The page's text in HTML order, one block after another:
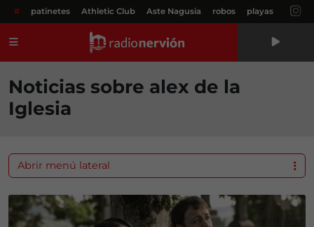
# patinetes Athletic Club Aste Nagusia robos playas
Noticias sobre alex de la
Iglesia
Abrir menú lateral